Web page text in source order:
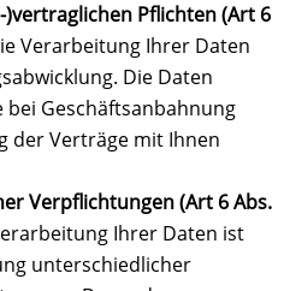
Pflichten (Art 6
Verarbeitung Ihrer Daten
Die Daten
Geschäftsanbahnung
der Verträge mit Ihnen
Verpflichtungen (Art 6 Abs.
Ihrer Daten ist
unterschiedlicher